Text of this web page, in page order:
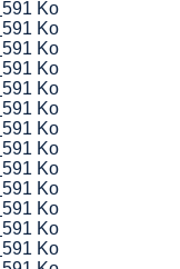
591 Ko
591 Ko
591 Ko
591 Ko
591 Ko
591 Ko
591 Ko
591 Ko
591 Ko
591 Ko
591 Ko
591 Ko
591 Ko